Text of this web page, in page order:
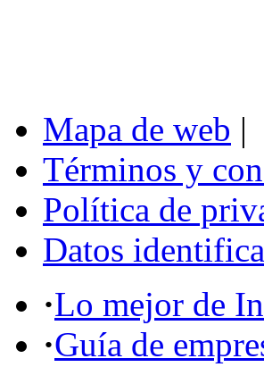
Mapa de web |
Términos y
Política de
Datos
·Lo mejor de
·Guía de